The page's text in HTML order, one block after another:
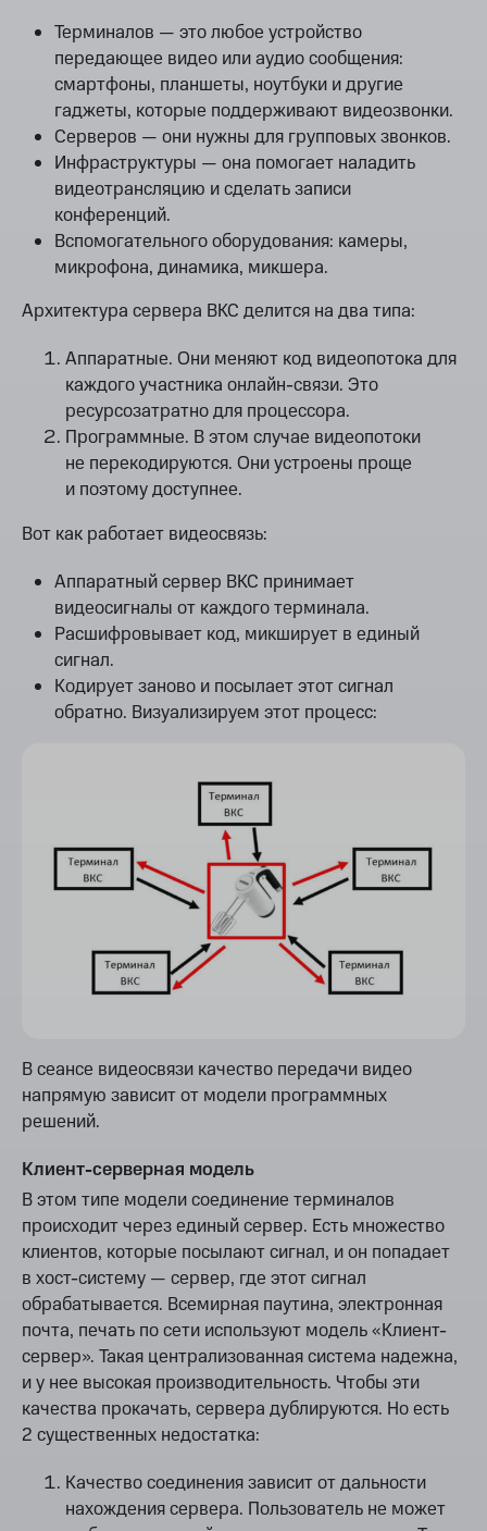
Терминалов — это любое устройство
передающее видео или аудио сообщения:
смартфоны, планшеты, ноутбуки и другие
гаджеты, которые поддерживают видеозвонки.
Серверов — они нужны для групповых звонков.
Инфраструктуры — она помогает наладить
видеотрансляцию и сделать записи
конференций.
Вспомогательного оборудования: камеры,
микрофона, динамика, микшера.
Архитектура сервера ВКС делится на два типа:
Аппаратные. Они меняют код видеопотока для
каждого участника онлайн-связи. Это
ресурсозатратно для процессора.
Программные. В этом случае видеопотоки
не перекодируются. Они устроены проще
и поэтому доступнее.
Вот как работает видеосвязь:
Аппаратный сервер ВКС принимает
видеосигналы от каждого терминала.
Расшифровывает код, микширует в единый
сигнал.
Кодирует заново и посылает этот сигнал
обратно. Визуализируем этот процесс:
В сеансе видеосвязи качество передачи видео
напрямую зависит от модели программных
решений.
Клиент-серверная модель
В этом типе модели соединение терминалов
происходит через единый сервер. Есть множество
клиентов, которые посылают сигнал, и он попадает
в хост-систему — сервер, где этот сигнал
обрабатывается. Всемирная паутина, электронная
почта, печать по сети используют модель «Клиент-
сервер». Такая централизованная система надежна,
и у нее высокая производительность. Чтобы эти
качества прокачать, сервера дублируются. Но есть
2 существенных недостатка:
Качество соединения зависит от дальности
нахождения сервера. Пользователь не может